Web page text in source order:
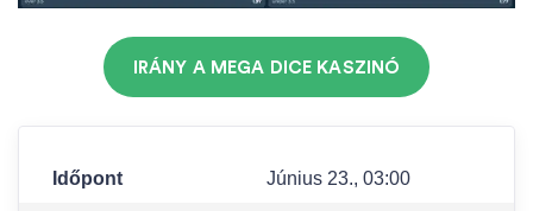
IRÁNY A MEGA DICE KASZINÓ
Időpont Június 23., 03:00